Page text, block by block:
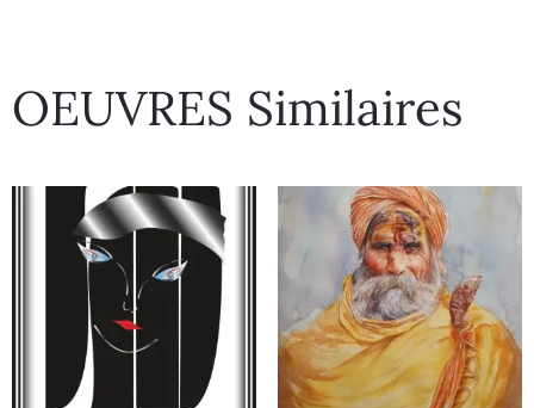
OEUVRES Similaires